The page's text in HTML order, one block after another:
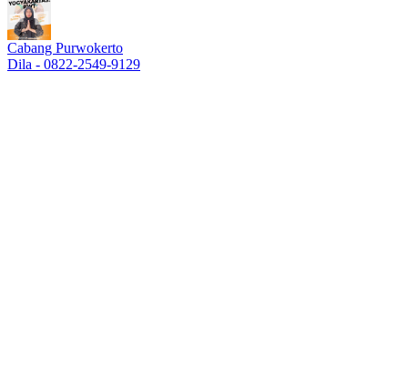
Cabang Purwokerto
Dila - 0822-2549-9129